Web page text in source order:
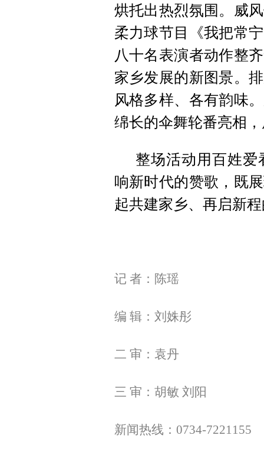
烘托出热烈氛围。威
柔力球节目《我把常
八十名表演者动作整
家乡发展的新图景。
风格多样、各有韵味
绵长的伞舞轮番亮相
整场活动用百姓
响新时代的赞歌，既
起共建家乡、再启新
记 者：陈瑶
编 辑：刘姝彤
二 审：袁丹
三 审：胡敏 刘阳
新闻热线：0734-7221155